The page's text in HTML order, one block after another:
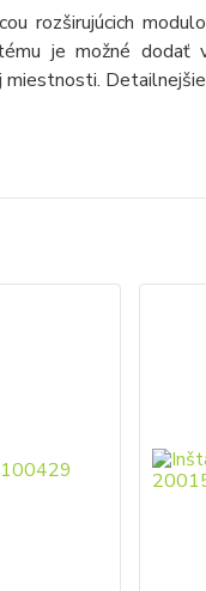
rozširujúcich
je možné dodať
miestnosti.